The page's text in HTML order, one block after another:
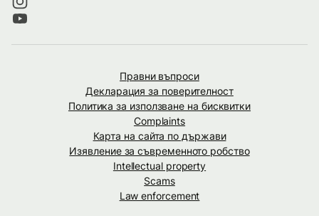
Правни въпроси
Декларация за поверителност
Политика за използване на бисквитки
Complaints
Карта на сайта по държави
Изявление за съвременното робство
Intellectual property
Scams
Law enforcement